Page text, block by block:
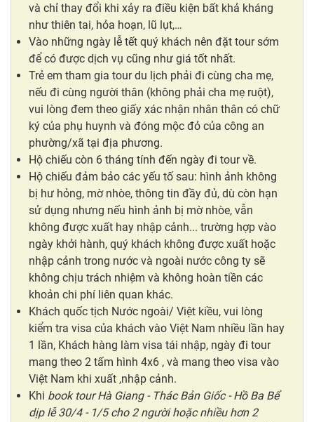
và chỉ thay đổi khi xảy ra điều kiện bất khả kháng
như thiên tai, hỏa hoạn, lũ lụt,…
Vào những ngày lễ tết quý khách nên đặt tour sớm
để có được dịch vụ cũng như giá tốt nhất.
Trẻ em tham gia tour du lịch phải đi cùng cha mẹ,
nếu đi cùng người thân (không phải cha mẹ ruột),
vui lòng đem theo giấy xác nhận nhân thân có chữ
ký của phụ huynh và đóng mộc đỏ của công an
phường/xã tại địa phương.
Hộ chiếu còn 6 tháng tính đến ngày đi tour về.
Hộ chiếu đảm bảo các yếu tố sau: hình ảnh không
bị hư hỏng, mờ nhòe, thông tin đầy đủ, dù còn hạn
sử dụng nhưng nếu hình ảnh bị mờ nhòe, vẫn
không được xuất hay nhập cảnh... trường hợp vào
ngày khởi hành, quý khách không được xuất hoặc
nhập cảnh trong nước và ngoài nước công ty sẽ
không chịu trách nhiệm và không hoàn tiền các
khoản chi phí liên quan khác.
Khách quốc tịch Nước ngoài/ Việt kiều, vui lòng
kiểm tra visa của khách vào Việt Nam nhiều lần hay
1 lần, Khách hàng làm visa tái nhập, ngày đi tour
mang theo 2 tấm hình 4x6 , và mang theo visa vào
Việt Nam khi xuất ,nhập cảnh.
Khi book tour Hà Giang - Thác Bản Giốc - Hồ Ba Bể
dịp lễ 30/4 - 1/5 cho 2 người hoặc nhiều hơn 2